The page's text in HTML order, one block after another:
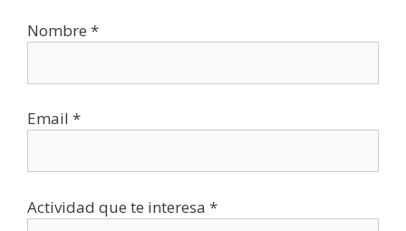
Nombre *
Email *
Actividad que te interesa *